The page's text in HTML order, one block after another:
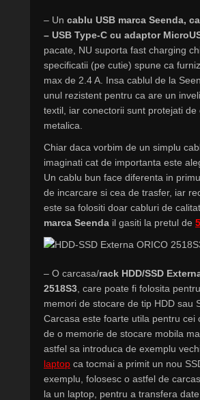
– Un cablu USB marca Seenda,
– USB Type-C cu adaptor
pacate, NU suporta fast charging
specificatii (pe cutie) spune ca
max de 2.4 A. Insa cablul de la
unul rezistent pentru ca are un
textil, iar conectorii sunt protejati de
metalica.
Chiar daca vorbim de un simplu
imaginati cat de importanta este
Un cablu bun face diferenta in
de incarcare si cea de trasfer, iar
este sa folositi doar cabluri de
marca Seenda il gasiti la pretul de
– O carcasa/rack HDD/SSD
2518S3 , care poate fi folosita
memori de stocare de tip HDD sau
Carcasa este foarte utila pentru cei
de o memorie de stocare mobila
astfel sa introduca de exemplu
laptop ca tocmai a primit un nou
exemplu, folosesc o astfel de
la un laptop, pentru a transfera